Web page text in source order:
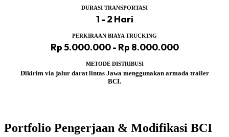
DURASI TRANSPORTASI
1 - 2 Hari
PERKIRAAN BIAYA TRUCKING
Rp 5.000.000 - Rp 8.000.000
METODE DISTRIBUSI
Dikirim via jalur darat lintas Jawa menggunakan armada trailer
BCI.
Portfolio Pengerjaan & Modifikasi BCI